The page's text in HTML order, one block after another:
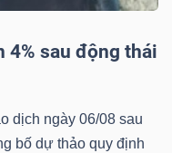
4% sau động thái
dịch ngày 06/08 sau
bố dự thảo quy định